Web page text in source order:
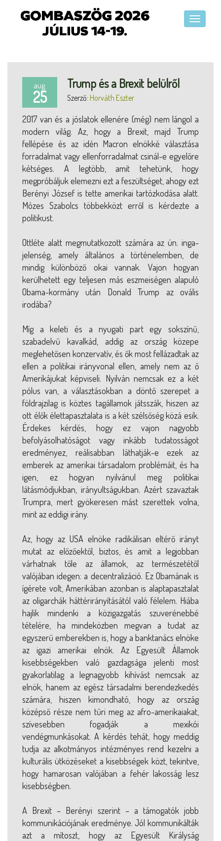
aug.
25
Trump és a Brexit belülről
Szerző: Horváth Eszter
2017 van és a jóslatok ellenére (még) nem lángol a
modern világ. Az, hogy a Brexit, majd Trump
fellépése és az idén Macron elnökké választása
forradalmat vagy ellenforradalmat csinál-e egyelőre
kétséges. A legtöbb, amit tehetünk, hogy
megpróbáljuk elemezni ezt a feszültséget, ahogy ezt
Berényi József is tette amerikai tartózkodása alatt.
Mózes Szabolcs többekközt erről is kérdezte a
politikust.
Ottléte alatt megmutatkozott számára az ún. inga-
jelenség, amely általános a történelemben, de
mindig különböző okai vannak. Vajon hogyan
kerülhetett egy teljesen más eszmeiségen alapuló
Obama-kormány után Donald Trump az ovális
irodába?
Míg a keleti és a nyugati part egy sokszínű,
szabadelvű kavalkád, addig az ország közepe
meglehetősen konzervatív, és ők most fellázadtak az
ellen a politikai irányvonal ellen, amely nem az ő
Amerikájukat képviseli. Nyilván nemcsak ez a két
pólus van, a választásokban a döntő szerepet a
földrajzilag is köztes tagállamok játsszák, hiszen az
ott élők élettapasztalata is a két szélsőség közá esik.
Érdekes kérdés, hogy ez vajon nagyobb
befolyásolhatóságot vagy inkább tudatosságot
eredményez, reálisabban láthatják-e ezek az
emberek az amerikai társadalom problémáit, és ha
igen, ez hogyan nyilvánul meg politikai
látásmódjukban, irányultságukban. Azért szavaztak
Trumpra, mert gyökeresen mást szerettek volna,
mint az eddigi irány.
Az, hogy az USA elnöke radikálisan eltérő irányt
mutat az előzőektől, biztos, és amit a legjobban
várhatnak tőle az államok, az természetétől
valójában idegen: a decentralizáció. Ez Obamának is
ígérete volt, Amerikában azonban is alaptapasztalat
az oligarchák háttérirányításától való félelem. Hiába
hajlik mindenki a közigazgatás szuverénebbé
tételére, ha mindeközben megvan a tudat az
egyszerű emberekben is, hogy a banktanács elnöke
az igazi amerikai elnök. Az Egyesült Államok
kisebbségekben való gazdagsága jelenti most
gyakorlatilag a legnagyobb kihívást nemcsak az
elnök, hanem az egész társadalmi berendezkedés
számára, hiszen kimondható, hogy az ország
középső része nem tűri meg az afro-amerikaiakat,
szívesebben fogadják a mexikói
vendégmunkásokat. A kérdés tehát, hogy meddig
tudja az alkotmányos intézményes rend kezelni a
kulturális ütközéseket a kisebbségek közt, tekintve,
hogy hamarosan valójában a fehér lakosság lesz
kisebbségben.
A Brexit – Berényi szerint – a támogatók jobb
kommunikációjának eredménye. Jól kommunikálták
azt a mítoszt, hogy az Egyesült Királyság